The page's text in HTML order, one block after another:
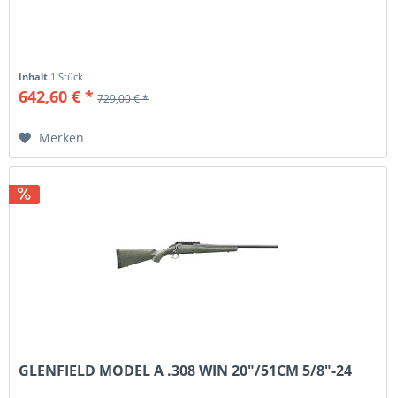
Inhalt 1 Stück
642,60 € * 729,00 € *
Merken
GLENFIELD MODEL A .308 WIN 20"/51CM 5/8"-24